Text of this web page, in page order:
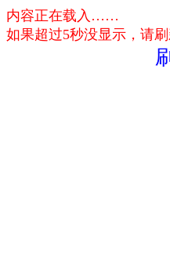
内容正在载入……
如果超过5秒没显示，请